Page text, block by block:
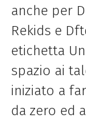
anche per
Rekids e
etichetta
spazio ai
iniziato a
da zero ed